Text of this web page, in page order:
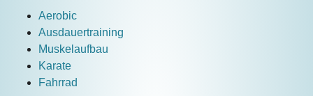
Aerobic
Ausdauertraining
Muskelaufbau
Karate
Fahrrad